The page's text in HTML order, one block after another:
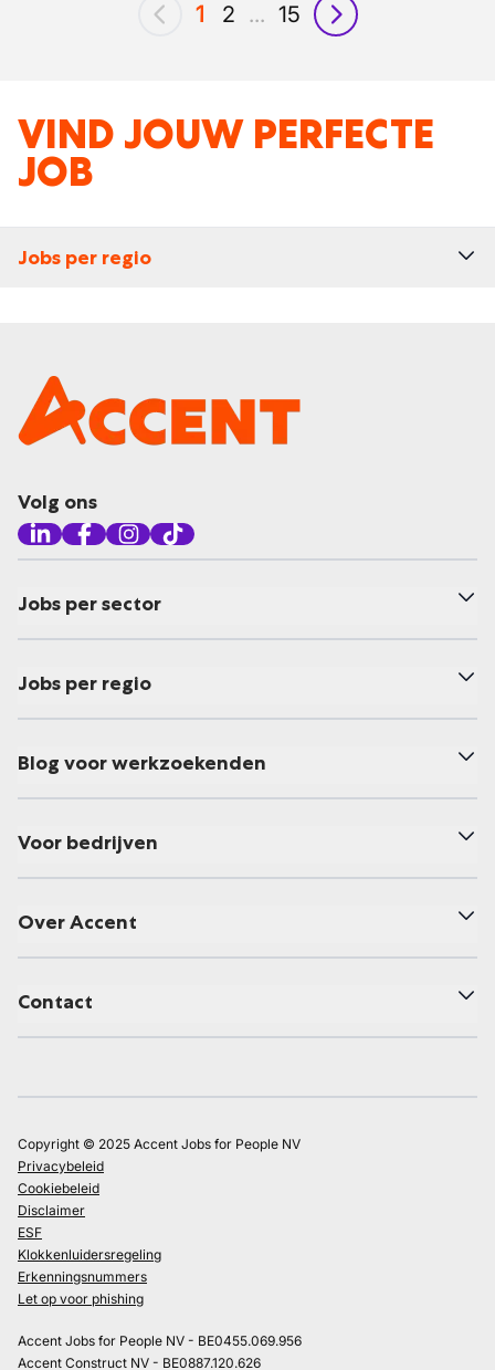
vorig
1 2 ... 15
volgende
VIND JOUW PERFECTE
JOB
Jobs per regio
Volg ons
Jobs per sector
Jobs per regio
Blog voor werkzoekenden
Voor bedrijven
Over Accent
Contact
Copyright © 2025 Accent Jobs for People NV
Privacybeleid
Cookiebeleid
Disclaimer
ESF
Klokkenluidersregeling
Erkenningsnummers
Let op voor phishing
Accent Jobs for People NV - BE0455.069.956
Accent Construct NV - BE0887.120.626